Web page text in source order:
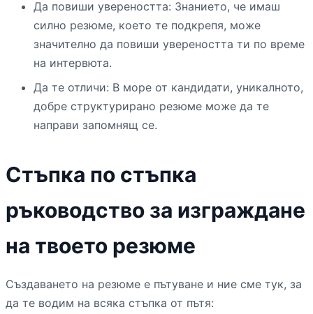
Да повиши увереността: Знанието, че имаш
силно резюме, което те подкрепя, може
значително да повиши увереността ти по време
на интервюта.
Да те отличи: В море от кандидати, уникалното,
добре структурирано резюме може да те
направи запомнящ се.
Стъпка по стъпка
ръководство за изграждане
на твоето резюме
Създаването на резюме е пътуване и ние сме тук, за
да те водим на всяка стъпка от пътя: